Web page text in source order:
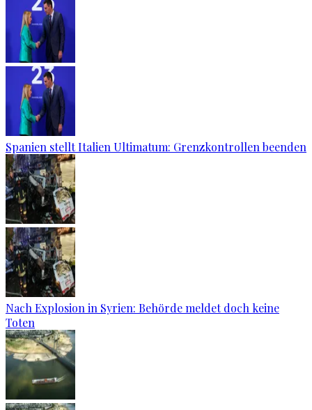
Spanien stellt Italien Ultimatum: Grenzkontrollen beenden
Nach Explosion in Syrien: Behörde meldet doch keine
Toten